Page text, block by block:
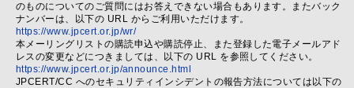
のものについてのご質問にはお答えできない場合もあります。またバック
ナンバーは、以下の URL からご利用いただけます。
https://www.jpcert.or.jp/wr/
本メーリングリストの購読申込や購読停止、また登録した電子メールアド
レスの変更などにつきましては、以下の URL を参照してください。
https://www.jpcert.or.jp/announce.html
JPCERT/CC へのセキュリティインシデントの報告方法については以下の